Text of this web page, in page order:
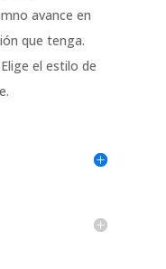
avance en
que tenga.
el estilo de